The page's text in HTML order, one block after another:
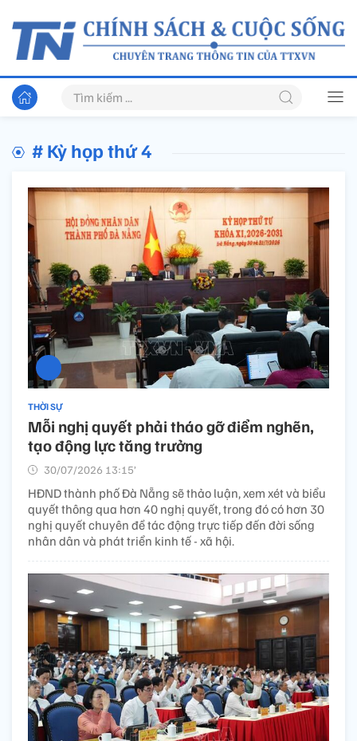
# Kỳ họp thứ 4
THỜI SỰ
Mỗi nghị quyết phải tháo gỡ điểm nghẽn,
tạo động lực tăng trưởng
30/07/2026 13:15’
HĐND thành phố Đà Nẵng sẽ thảo luận, xem xét và biểu
quyết thông qua hơn 40 nghị quyết, trong đó có hơn 30
nghị quyết chuyên đề tác động trực tiếp đến đời sống
nhân dân và phát triển kinh tế - xã hội.